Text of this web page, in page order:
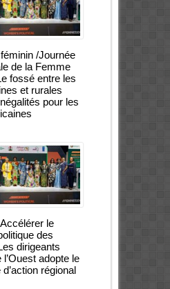
/Journée
de la Femme
fossé entre les
et rurales
pour les
le
des
dirigeants
l’Ouest adopte le
régional